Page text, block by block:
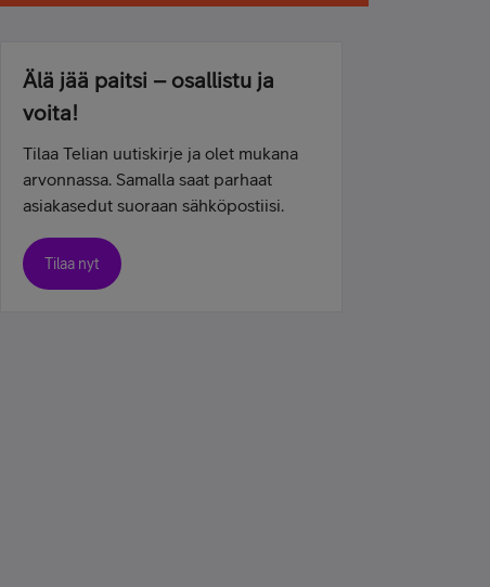
Älä jää paitsi – osallistu ja
voita!
Tilaa Telian uutiskirje ja olet mukana
arvonnassa. Samalla saat parhaat
asiakasedut suoraan sähköpostiisi.
Tilaa nyt